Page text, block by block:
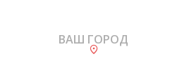
ВАШ ГОРОД